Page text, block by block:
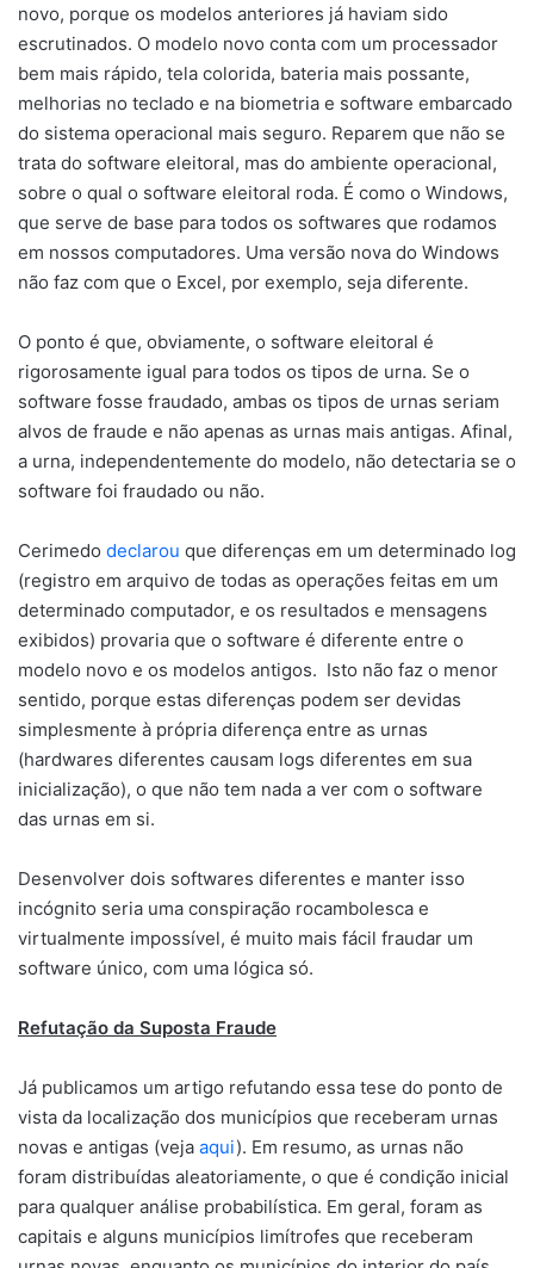
novo, porque os modelos anteriores já haviam sido
escrutinados. O modelo novo conta com um processador
bem mais rápido, tela colorida, bateria mais possante,
melhorias no teclado e na biometria e software embarcado
do sistema operacional mais seguro. Reparem que não se
trata do software eleitoral, mas do ambiente operacional,
sobre o qual o software eleitoral roda. É como o Windows,
que serve de base para todos os softwares que rodamos
em nossos computadores. Uma versão nova do Windows
não faz com que o Excel, por exemplo, seja diferente.
O ponto é que, obviamente, o software eleitoral é
rigorosamente igual para todos os tipos de urna. Se o
software fosse fraudado, ambas os tipos de urnas seriam
alvos de fraude e não apenas as urnas mais antigas. Afinal,
a urna, independentemente do modelo, não detectaria se o
software foi fraudado ou não.
Cerimedo declarou que diferenças em um determinado log
(registro em arquivo de todas as operações feitas em um
determinado computador, e os resultados e mensagens
exibidos) provaria que o software é diferente entre o
modelo novo e os modelos antigos. Isto não faz o menor
sentido, porque estas diferenças podem ser devidas
simplesmente à própria diferença entre as urnas
(hardwares diferentes causam logs diferentes em sua
inicialização), o que não tem nada a ver com o software
das urnas em si.
Desenvolver dois softwares diferentes e manter isso
incógnito seria uma conspiração rocambolesca e
virtualmente impossível, é muito mais fácil fraudar um
software único, com uma lógica só.
Refutação da Suposta Fraude
Já publicamos um artigo refutando essa tese do ponto de
vista da localização dos municípios que receberam urnas
novas e antigas (veja aqui). Em resumo, as urnas não
foram distribuídas aleatoriamente, o que é condição inicial
para qualquer análise probabilística. Em geral, foram as
capitais e alguns municípios limítrofes que receberam